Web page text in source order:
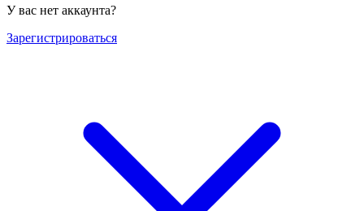
У вас нет аккаунта?
Зарегистрироваться